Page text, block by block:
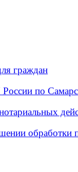
граждан
по
обработки